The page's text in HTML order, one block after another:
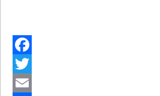
Facebook
Twitter